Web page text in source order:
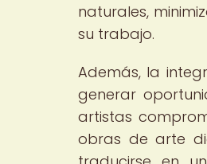
naturales,
su trabajo.
Además, la
generar
artistas
obras de arte